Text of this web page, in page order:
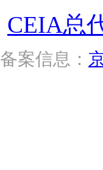
CEIA总
备案信息：